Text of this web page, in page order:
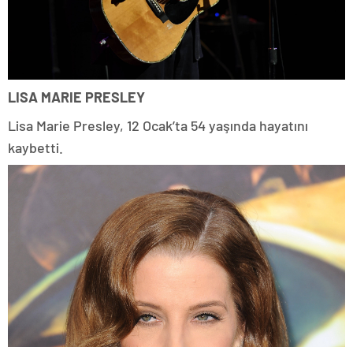
LISA MARIE PRESLEY
Lisa Marie Presley, 12 Ocak’ta 54 yaşında hayatını
kaybetti.